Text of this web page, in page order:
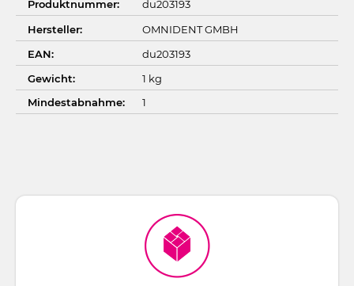
Produktnummer:
du203193
Hersteller:
OMNIDENT GMBH
EAN:
du203193
Gewicht:
1 kg
Mindestabnahme:
1